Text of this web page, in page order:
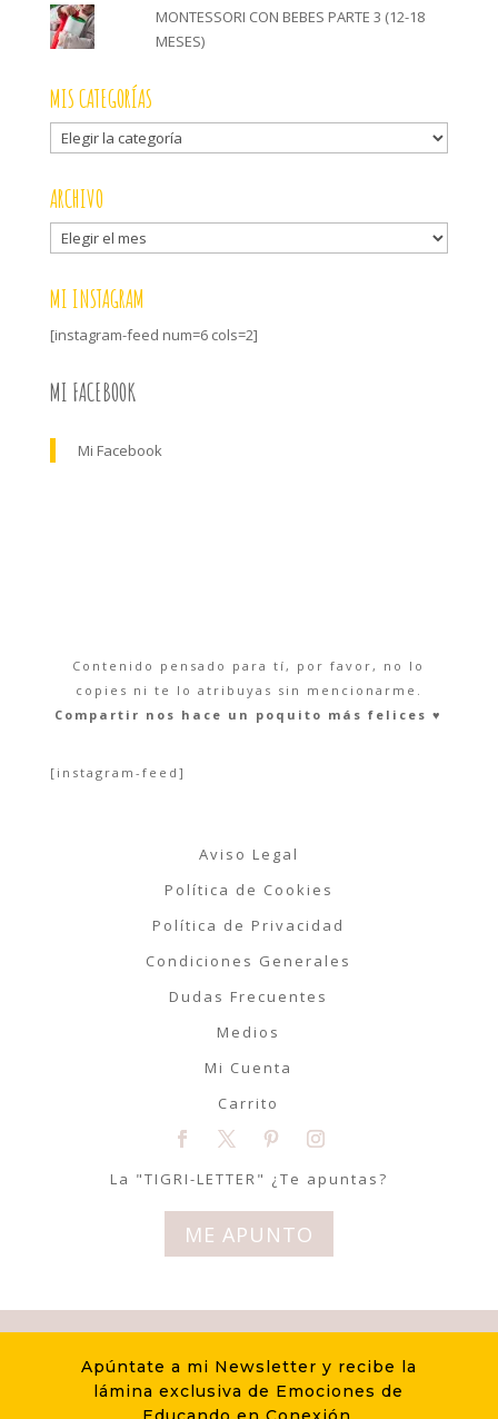
Apúntate a mi Newsletter y recibe la
lámina exclusiva de Emociones de
MONTESSORI CON BEBES PARTE 3 (12-18
MESES)
MIS CATEGORÍAS
Mis
categorías
ARCHIVO
Archivo
MI INSTAGRAM
[instagram-feed num=6 cols=2]
MI FACEBOOK
Mi Facebook
Contenido pensado para tí, por favor, no lo
copies ni te lo atribuyas sin mencionarme.
Compartir nos hace un poquito más felices ♥︎
[instagram-feed]
Aviso Legal
Política de Cookies
Política de Privacidad
Condiciones Generales
Dudas Frecuentes
Medios
Mi Cuenta
Carrito
La "TIGRI-LETTER" ¿Te apuntas?
ME APUNTO
© Tigriteando 2020 | Todos los
derechos reservados | Diseño
LovelyLemon